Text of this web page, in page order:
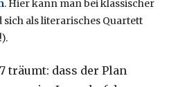
. Hier kann man bei klassischer
als literarisches Quartett
träumt: dass der Plan